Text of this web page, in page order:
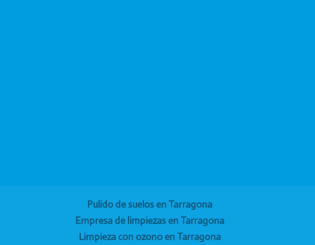
Pulido de suelos en Tarragona
Empresa de limpiezas en Tarragona
Limpieza con ozono en Tarragona